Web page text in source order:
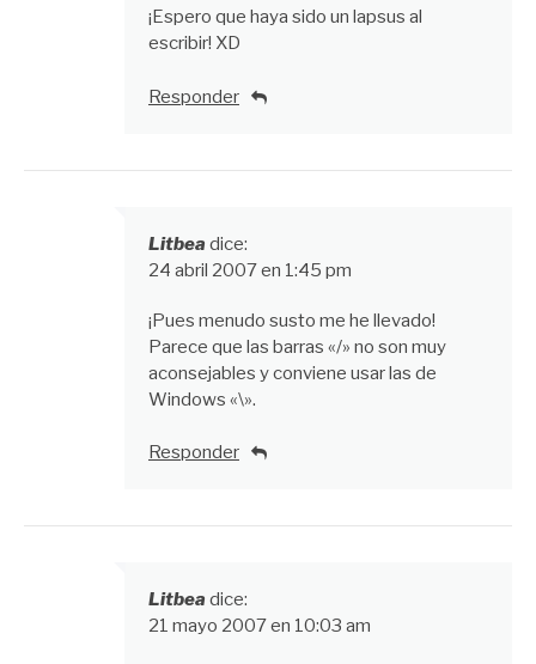
¡Espero que haya sido un lapsus al
escribir! XD
Responder
Litbea dice:
24 abril 2007 en 1:45 pm
¡Pues menudo susto me he llevado!
Parece que las barras «/» no son muy
aconsejables y conviene usar las de
Windows «\».
Responder
Litbea dice:
21 mayo 2007 en 10:03 am